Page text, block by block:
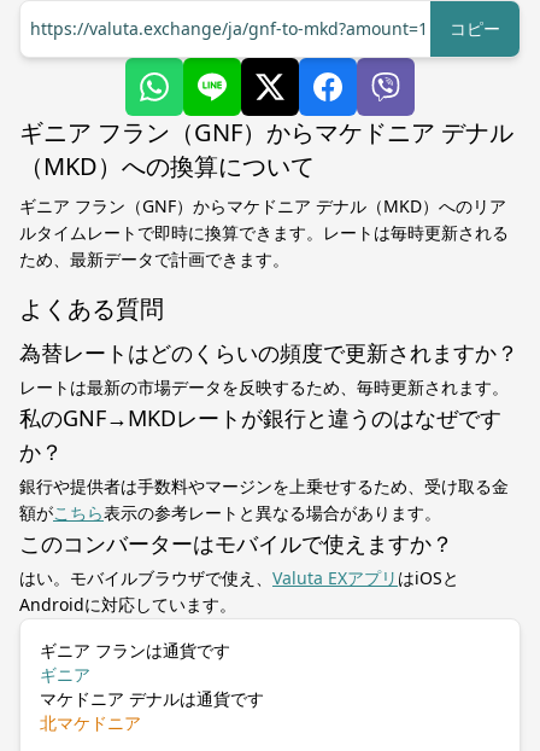
https://valuta.exchange/ja/gnf-to-mkd?amount=1
コピー
ギニア フラン（GNF）からマケドニア デナル
（MKD）への換算について
ギニア フラン（GNF）からマケドニア デナル（MKD）へのリア
ルタイムレートで即時に換算できます。レートは毎時更新される
ため、最新データで計画できます。
よくある質問
為替レートはどのくらいの頻度で更新されますか？
レートは最新の市場データを反映するため、毎時更新されます。
私のGNF→MKDレートが銀行と違うのはなぜです
か？
銀行や提供者は手数料やマージンを上乗せするため、受け取る金
額がこちら表示の参考レートと異なる場合があります。
このコンバーターはモバイルで使えますか？
はい。モバイルブラウザで使え、 Valuta EXアプリ はiOSと
Androidに対応しています。
ギニア フランは通貨です
ギニア
マケドニア デナルは通貨です
北マケドニア